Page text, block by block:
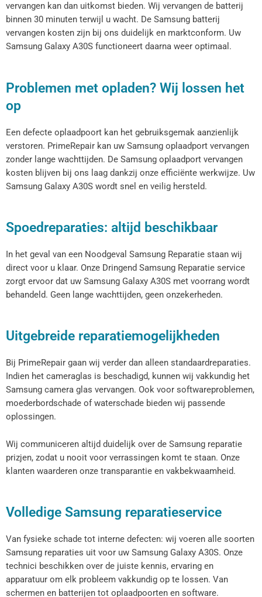
vervangen kan dan uitkomst bieden. Wij vervangen de batterij
binnen 30 minuten terwijl u wacht. De Samsung batterij
vervangen kosten zijn bij ons duidelijk en marktconform. Uw
Samsung Galaxy A30S functioneert daarna weer optimaal.
Problemen met opladen? Wij lossen het
op
Een defecte oplaadpoort kan het gebruiksgemak aanzienlijk
verstoren. PrimeRepair kan uw Samsung oplaadport vervangen
zonder lange wachttijden. De Samsung oplaadport vervangen
kosten blijven bij ons laag dankzij onze efficiënte werkwijze. Uw
Samsung Galaxy A30S wordt snel en veilig hersteld.
Spoedreparaties: altijd beschikbaar
In het geval van een Noodgeval Samsung Reparatie staan wij
direct voor u klaar. Onze Dringend Samsung Reparatie service
zorgt ervoor dat uw Samsung Galaxy A30S met voorrang wordt
behandeld. Geen lange wachttijden, geen onzekerheden.
Uitgebreide reparatiemogelijkheden
Bij PrimeRepair gaan wij verder dan alleen standaardreparaties.
Indien het cameraglas is beschadigd, kunnen wij vakkundig het
Samsung camera glas vervangen. Ook voor softwareproblemen,
moederbordschade of waterschade bieden wij passende
oplossingen.
Wij communiceren altijd duidelijk over de Samsung reparatie
prizjen, zodat u nooit voor verrassingen komt te staan. Onze
klanten waarderen onze transparantie en vakbekwaamheid.
Volledige Samsung reparatieservice
Van fysieke schade tot interne defecten: wij voeren alle soorten
Samsung reparaties uit voor uw Samsung Galaxy A30S. Onze
technici beschikken over de juiste kennis, ervaring en
apparatuur om elk probleem vakkundig op te lossen. Van
schermen en batterijen tot oplaadpoorten en software.